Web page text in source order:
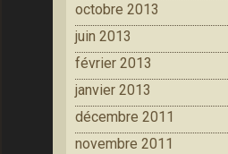
octobre 2013
juin 2013
février 2013
janvier 2013
décembre 2011
novembre 2011